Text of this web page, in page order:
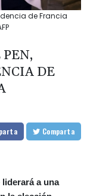
de Francia
DE
Comparta
a una